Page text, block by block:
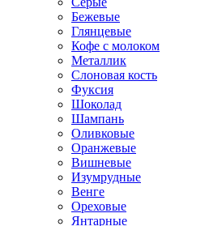
Бежевые
Глянцевые
Кофе с молоком
Металлик
Слоновая кость
Фуксия
Шоколад
Шампань
Оливковые
Оранжевые
Вишневые
Изумрудные
Венге
Ореховые
Янтарные